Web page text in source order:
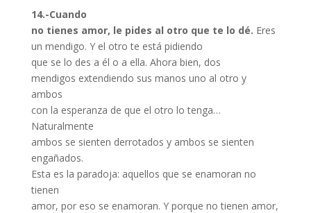
14.-Cuando
no tienes amor, le pides al otro que te lo dé. Eres
un mendigo. Y el otro te está pidiendo
que se lo des a él o a ella. Ahora bien, dos
mendigos extendiendo sus manos uno al otro y
ambos
con la esperanza de que el otro lo tenga…
Naturalmente
ambos se sienten derrotados y ambos se sienten
engañados.
Esta es la paradoja: aquellos que se enamoran no
tienen
amor, por eso se enamoran. Y porque no tienen amor,